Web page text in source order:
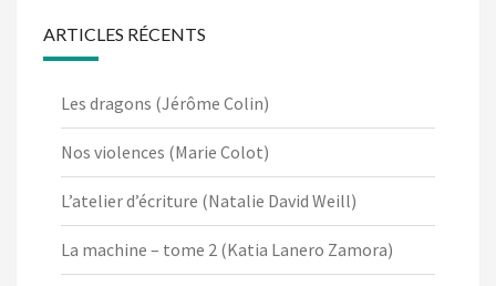
ARTICLES RÉCENTS
Les dragons (Jérôme Colin)
Nos violences (Marie Colot)
L’atelier d’écriture (Natalie David Weill)
La machine – tome 2 (Katia Lanero Zamora)